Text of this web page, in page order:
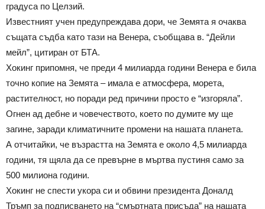
градуса по Целзий.
Известният учен предупреждава дори, че Земята я очаква
същата съдба като тази на Венера, съобщава в. “Дейли
мейл”, цитиран от БТА.
Хокинг припомня, че преди 4 милиарда години Венера е била
точно копие на Земята – имала е атмосфера, морета,
растителност, но поради ред причини просто е “изгоряла”.
Огнен ад дебне и човечеството, което по думите му ще
загине, заради климатичните промени на нашата планета.
А отчитайки, че възрастта на Земята е около 4,5 милиарда
години, тя щяла да се превърне в мъртва пустиня само за
500 милиона години.
Хокинг не спести укора си и обвини президента Доналд
Тръмп за подписването на “смъртната присъда” на нашата